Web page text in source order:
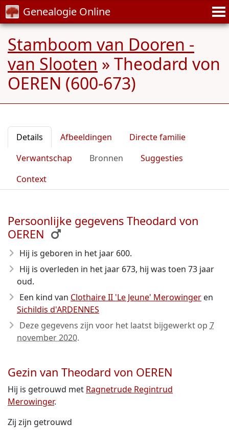
Genealogie Online
Stamboom van Dooren -
van Slooten » Theodard von
OEREN (600-673)
Details Afbeeldingen
Directe familie
Verwantschap
Bronnen
Suggesties
Context
Persoonlijke gegevens Theodard von
OEREN
Hij is geboren in het jaar 600.
Hij is overleden in het jaar 673, hij was toen 73 jaar
oud.
Een kind van Clothaire II 'Le Jeune' Merowinger en
Sichildis d'ARDENNES
Deze gegevens zijn voor het laatst bijgewerkt op 7
november 2020.
Gezin van Theodard von OEREN
Hij is getrouwd met Ragnetrude Regintrud
Merowinger.
Zij zijn getrouwd